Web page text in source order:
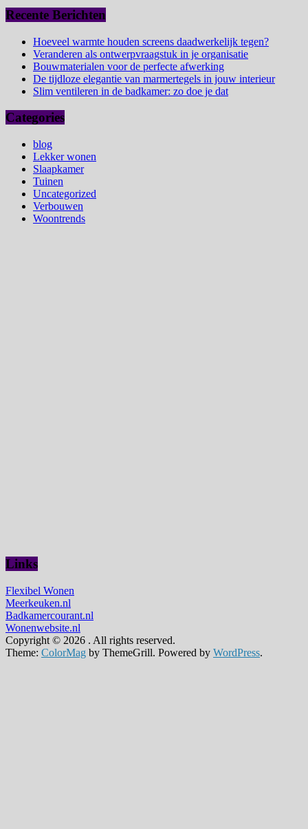
Recente Berichten
Hoeveel warmte houden screens daadwerkelijk tegen?
Veranderen als ontwerpvraagstuk in je organisatie
Bouwmaterialen voor de perfecte afwerking
De tijdloze elegantie van marmertegels in jouw interieur
Slim ventileren in de badkamer: zo doe je dat
Categories
blog
Lekker wonen
Slaapkamer
Tuinen
Uncategorized
Verbouwen
Woontrends
Links
Flexibel Wonen
Meerkeuken.nl
Badkamercourant.nl
Wonenwebsite.nl
Copyright © 2026 . All rights reserved.
Theme: ColorMag by ThemeGrill. Powered by WordPress.